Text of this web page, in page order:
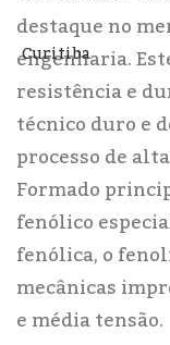
destaque no
engenharia.
resistência e
técnico duro e
processo de
Formado
fenólico
fenólica, o
mecânicas
e média tensão.